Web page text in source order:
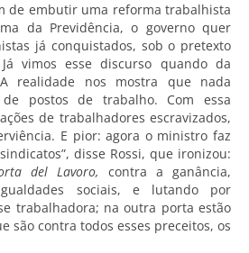
de embutir uma reforma trabalhista
da Previdência, o governo quer
já conquistados, sob o pretexto
vimos esse discurso quando da
realidade nos mostra que nada
postos de trabalho. Com essa
de trabalhadores escravizados,
E pior: agora o ministro faz
disse Rossi, que ironizou:
del Lavoro, contra a ganância,
sociais, e lutando por
trabalhadora; na outra porta estão
são contra todos esses preceitos, os